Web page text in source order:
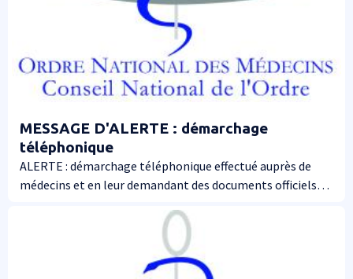
MESSAGE D'ALERTE : démarchage
téléphonique
ALERTE : démarchage téléphonique effectué auprès de
médecins et en leur demandant des documents officiels